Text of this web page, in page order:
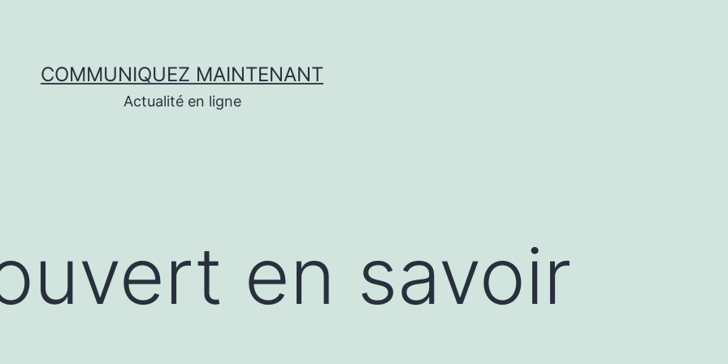
COMMUNIQUEZ MAINTENANT
Actualité en ligne
en savoir